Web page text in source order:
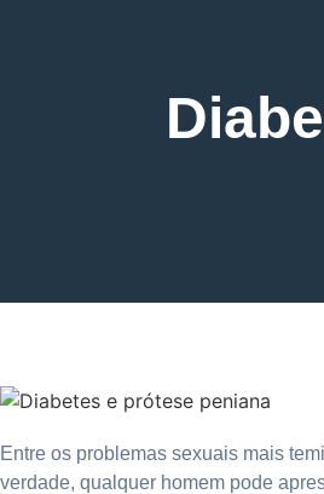
Entre os problemas sexuais mais
verdade, qualquer homem pode